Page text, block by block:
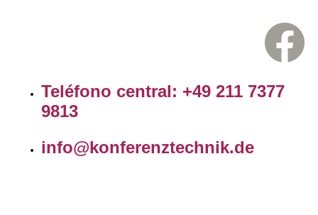
Teléfono central: +49 211 7377
9813
info@konferenztechnik.de